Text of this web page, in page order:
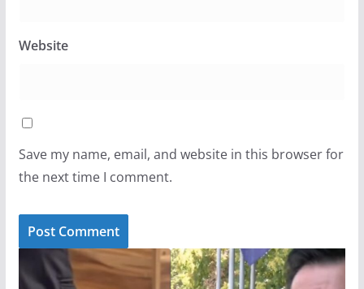
Website
Save my name, email, and website in this browser for
the next time I comment.